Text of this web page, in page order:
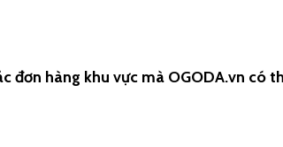
hàng khu vực mà OGODA.vn có